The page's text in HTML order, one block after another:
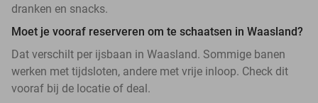
dranken en snacks.
Moet je vooraf reserveren om te schaatsen in Waasland?
Dat verschilt per ijsbaan in Waasland. Sommige banen
werken met tijdsloten, andere met vrije inloop. Check dit
vooraf bij de locatie of deal.